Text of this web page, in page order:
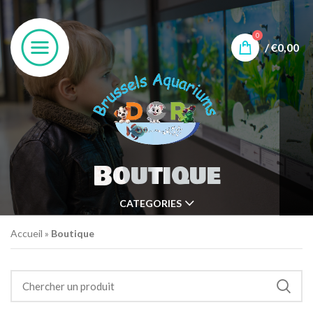
0
/€0,00
Boutique
CATEGORIES
Accueil » Boutique